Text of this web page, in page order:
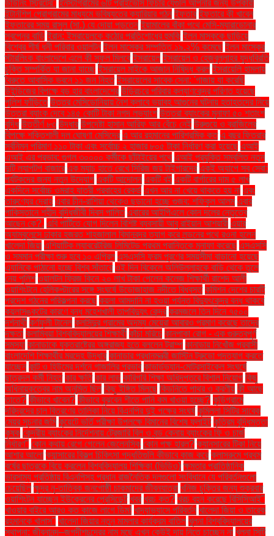
ডাউনিং স্ট্রিটের" ইনস্টাগ্রামের ৬টি প্রাইভেসি ফিচার যেগুলি আপনার জন্য উপকারী
ইন্টার্নশিপ প্রোগ্রামের মাধ্যমে ভবিষ্যতের ক্যারিয়ার গঠন ইফতার ইফতারে কী খাবেন
ইফতারের সময় রাসুল (সা.) যে দোয়া পড়তেন ইয়ামালের বাঁকা পথে মেসি-ম্যারাডোনার
স্বপ্নের বাড়ি ইরান: ইসরায়েলকে কঠোর প্রতিশোধের হুমকি ইলন মাস্ককে ছাড়িয়ে
বিশ্বের শীর্ষ ধনী পরিবার ওয়ালটন ইলন মাস্কের সম্পত্তি ১৯.২% কমেছে ইলন মাস্কের
স্টারলিংক বাংলাদেশে এলে কী সুফল মিলবে ইসরায়েল ইসরায়েল ও হেজবুল্লাহর যুদ্ধবিরতি
চুক্তি সম্পর্কিত যা জানা যাচ্ছে ইসরায়েল মাইকে আজান নিষিদ্ধ করল ইসরায়েলি হামলায়
বৈরুতে আবাসিক ভবনে ১১ জন নিহত ইসরায়েলের সাবেক সেনা: 'গাজায় যা করেছি
উইন্ডিজের বিপক্ষে বড় হার বাংলাদেশের উড়িরচরে পরিবার কল্যাণকেন্দ্র পরিণত হয়েছে
পুলিশ ফাঁড়িতে উত্তর মেসিডোনিয়ায় নৈশ ক্লাবে ভয়াবহ আগুনের ঘটনায় হতাহতদের নিয়ে
উত্তরা ব্যাংক দেবে ১৪৫ কোটি টাকা নগদ লভ্যাংশ উত্তরা ব্যাংকের মুনাফা ৫০ শতাংশ
বৃদ্ধি উত্তীর্ণ ৮৩ উদ্ধার উপদেষ্টা হাসান আরিফ আর বেঁচে নেই উরুগুয়ে ও ব্রাজিলের
বিপক্ষে শক্তিশালী দল ঘোষণা মেসিদের এ আর রহমানের পারিশ্রমিক কত এ বছর ফিতরার
সর্বনিম্ন পরিমাণ ১১০ টাকা এবং সর্বোচ্চ ২ হাজার ৮০৫ টাকা নির্ধারণ করা হয়েছে এআই
এআই এর প্রভাব: গুগল ৩০০০০ কর্মীকে ছাঁটাইয়ের পথে এআই প্রযুক্তি সম্বলিত নতুন
দুটি ল্যাপটপ বাজারে এক ম্যাচ হাতে রেখে সিরিজ জয় টাইগারদের একই অ্যাপে সব সেবা:
পর্যটকদের জন্য নতুন উদ্যোগ একটি আন্দোলন একটি বই একটি বার্গারের দাম ৫ লাখ
একদিনে সর্বোচ্চ ওমরাহ যাত্রী প্রবাহের রেকর্ড এখন আর না খেয়ে থাকতে হয় না এবং
তারুণ্যের দ্রোহ এবার চীন-রাশিয়া থেকেও ছড়ানো হচ্ছে গুজব: শফিকুল আলম এবার
পাকিস্তানে শহীদ বুদ্ধিজীবী দিবস পালিত এবারের আইপিএলে কোন দলের নেতৃত্বে
আছেন কে?. এবি পার্টিতে যোগ দিলেন বিশিষ্ট ব্যবসায়ী আবু রাইয়ান আশয়ারী এয়ার
অ্যাম্বুলেন্সে ঢাকার হজরত শাহজালাল বিমানবন্দর ত্যাগ করে লন্ডনের পথে রওনা হলেন
খালেদা জিয়া এশিয়াটিক ল্যাবরেটরিজ লিমিটেড প্রথম প্রান্তিকে মুনাফা করেছে এসএসসি
ও সমমান পরীক্ষা শুরু হবে ১০ এপ্রিল এসএসসি ফরম পূরণের সময়সীমা বাড়ানো হয়েছে
এ্যানিকে পাঠানো হচ্ছে বিশ্ব সাঁতারে ওই দিন বিকেলে অলিউল্লাহকে বাড়ি থেকে তুলে
নেয় পুলিশ ওয়ালটন ফ্রিজ কিনে ২০ লাখ টাকা পেলেন কলেজ শিক্ষার্থী রাশেদ আলী
ওয়াশিংটনে হেলিকপ্টারের সঙ্গে সংঘর্ষে উড়োজাহাজ নদীতে বিধ্বস্ত কমিশন দেশের চারটি
প্রদেশ গঠনের পরিকল্পনা করছে কয়লা আমদানি না হওয়া পর্যন্ত বিদ্যুৎকেন্দ্র বন্ধ থাকবে
কয়লাসঙ্কটের কারণে বন্ধ মহেশখালী তাপবিদ্যুৎ কেন্দ্র করমজলে তিন দিনে ৭৫০০
দর্শনার্থী কর্ণফুলী টানেল কলসিন্দুর গ্রামের অদম্য মেয়েরা আবারও প্রমাণ করেছে তাদের
দক্ষতা কলাম্বিয়া বিশ্ববিদ্যালয়ের শিক্ষার্থী কাঁচা মরিচে কানপাকা রোগ - এক গুরুত্বপুর্ণ
সমস্যা কানাডাকে যুক্তরাষ্ট্রের অঙ্গরাজ্য হতে বললেন ট্রাম্প কানাডায় নিখোঁজ প্রবাসী
বাংলাদেশি শিক্ষার্থীর মরদেহ উদ্ধার কানাডার প্রধানমন্ত্রী জাস্টিন ট্রুডো পদত্যাগ করতে
যাচ্ছেন কান্ট ও হিউমের দর্শনে গাজালির প্রভাব কাভার্ডভ্যান-মোটরসাইকেল সংঘর্ষে
ছাত্রদল কর্মী নিহত কার ক্ষতি কার লাভ কারিগরি শিক্ষা অধিদপ্তরে বিশাল নিয়োগ কিছু
অধিনায়কত্বের নাম অনুমিত ছিল কিছু ইঙ্গিত মিলছে কিডনিতে পাথর ও করণীয় কী আছে
তাতে? কীভাবে খাবেন? কীভাবে বুঝবেন শীতে পানি কম খাওয়া হচ্ছে? কুড়িগ্রামে
দরিদ্রদের চাল বিতরণের তালিকা নিয়ে বিএনপির দুই পক্ষের সংঘর্ষ কুমিল্লা সিটির সাবেক
মেয়র সূচনার জমি কুয়েটে ভর্তি পরীক্ষা উপলক্ষে বিমানের বিশেষ ফ্লাইট কৃত্রিম বুদ্ধিমত্তা
কৃষক কেন্দ্রীয় ব্যাংকের নির্দেশনায় ট্রেজারি বিল ও বন্ড কেনায় ব্যাংকের ফি ও চার্জ
নির্ধারণ" কোন কথায় রেগে গেলেন জেলেনস্কি কোন পক্ষ হারল? ক্যানসারের টিকা নিয়ে
আশার আলো ক্যান্সারের বিকল্প চিকিৎসা পদ্ধতিগুলি কীভাবে কাজ করে ক্লাসরুমে প্রথম
বর্ষের ছাত্রকে বিয়ে করলেন বিশ্ববিদ্যালয় শিক্ষিকা (ভিডিও) ক্ষমতার প্রাতিষ্ঠানিক
ভারসাম্য প্রতিষ্ঠায় বিএনপিসহ প্রধান রাজনৈতিক দলগুলো সংবিধানে যে পরিবর্তনগুলো
চেয়েছিল ক্ষুদ্র নৃ-তাত্বিক জনগোষ্ঠী চাকমাদের জীবনযাত্রা খনিজ চুক্তির জন্য শুক্রবার
ওয়াশিংটন যাচ্ছেন ইউক্রেনের প্রেসিডেন্ট খবর খরচ কত? খরচ বহন করেছে বিসিসিআই"
খাওয়ার বাইরে আরও কত কাজে লাগে ডিম! খাদ্যাভ্যাসে পরিবর্তন খালেদা জিয়া ও তারেক
রহমানকে খালাস'' খালেদা জিয়ার নতুন মামলার কার্যক্রম বাতিল খুলনা বিশ্ববিদ্যালয়ের
স্থাপনা: জীবনানন্দ–জগদীশচন্দ্রের নাম মুছে এখন কেউই দায় নিতে চাচ্ছেন না খুলনা সিটি